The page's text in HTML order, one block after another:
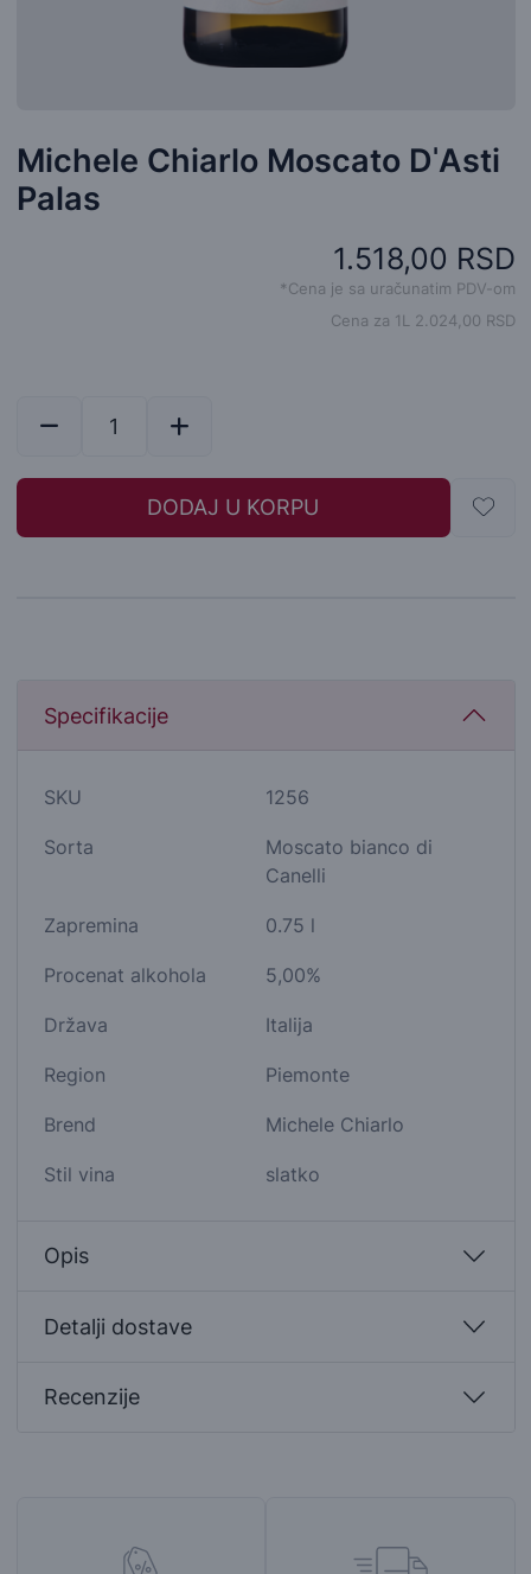
Michele Chiarlo Moscato DˈAsti
Palas
1.518,00 RSD
*Cena je sa uračunatim PDV-om
Cena za 1L 2.024,00 RSD
DODAJ U KORPU
Specifikacije
SKU 1256
Sorta
Moscato bianco di
Canelli
Zapremina 0.75 l
Procenat alkohola 5,00%
Država Italija
Region Piemonte
Brend Michele Chiarlo
Stil vina slatko
Opis
Detalji dostave
Recenzije